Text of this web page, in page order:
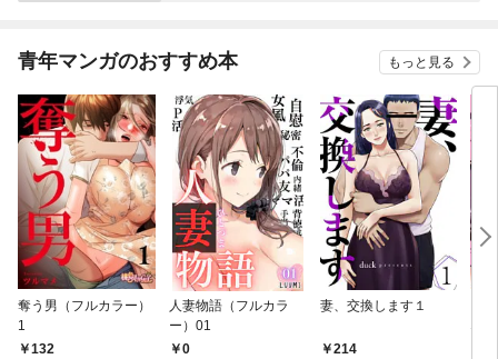
『ざまぁ！』します！
（
青年マンガのおすすめ本 もっと見る
奪う男（フルカラー）
1
132
人妻物語（フルカラ
ー）01
0
妻、交換します１
214
な